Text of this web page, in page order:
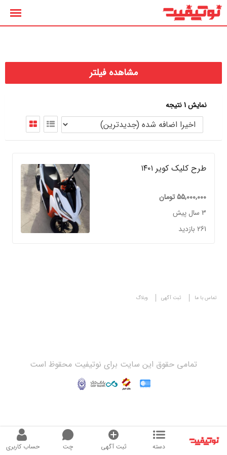
پرش
دسته ثبت آگهی چت حساب کاربری
مشاهده فیلتر
نمایش 1 نتیجه
طرح کلیک کویر ۱۴۰۱
55,000,000تومان
3 سال پیش
261 بازدید
تماس با ما ثبت آگهی وبلاگ
تمامی حقوق این سایت برای نوتیفیت محقوظ است